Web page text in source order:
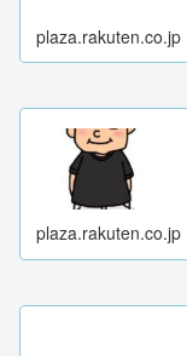
plaza.rakuten.co.jp
plaza.rakuten.co.jp